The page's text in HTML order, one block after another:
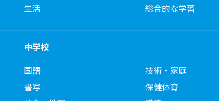
生活
総合的な学習
中学校
国語
書写
技術・家庭
保健体育